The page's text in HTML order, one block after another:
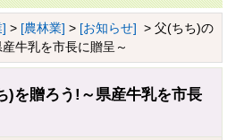
> [農林業] > [お知らせ] > 父(ちち)の
牛乳を市長に贈呈～
)を贈ろう!～県産牛乳を市長